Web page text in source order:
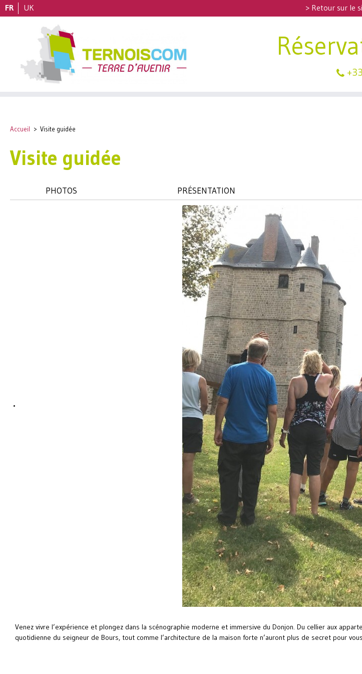
FR UK > Retour sur le
Accueil > Visite guidée
Visite guidée
PHOTOS PRÉSENTATION
Venez vivre l’expérience et plongez dans la scénographie moderne et immersive du Donjon. Du cellier aux
quotidienne du seigneur de Bours, tout comme l’architecture de la maison forte n’auront plus de secret pour